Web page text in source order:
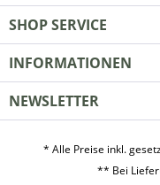
SHOP SERVICE
INFORMATIONEN
NEWSLETTER
* Alle Preise inkl.
** Bei